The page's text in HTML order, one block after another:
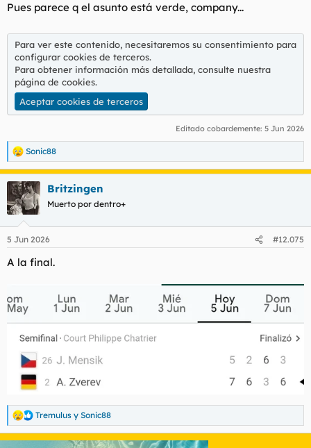
Pues parece q el asunto está verde, company...
Para ver este contenido, necesitaremos su consentimiento para
configurar cookies de terceros.
Para obtener información más detallada, consulte nuestra
página de cookies.
Aceptar cookies de terceros
Editado cobardemente: 5 Jun 2026
R
e
a
c
c
i
e
:
Sonic88
Britzingen
Muerto por dentro+
5 Jun 2026 #12.075
A la final.
R
e
a
Tremulus y Sonic88